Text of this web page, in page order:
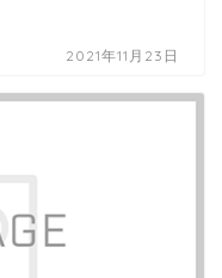
2021年11月23日